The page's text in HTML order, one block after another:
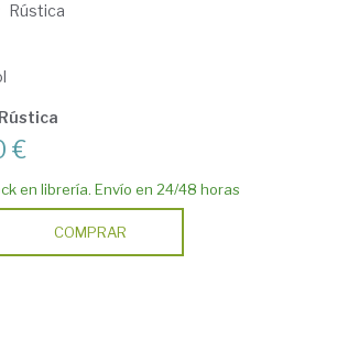
Rústica
€
en librería. Envío en 24/48 horas
COMPRAR